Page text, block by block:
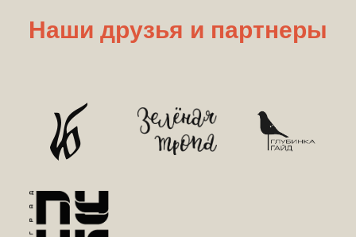
Наши друзья и партнеры